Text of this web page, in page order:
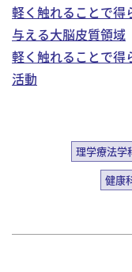
軽く触れることで得
与える大脳皮質領域
軽く触れることで得
活動
理学療法学
健康